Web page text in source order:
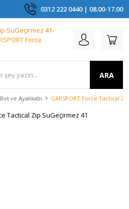
0312 222 0440 | 08.00-17.00
ARA
Bot ve Ayakkabı GARSPORT Force Tactical